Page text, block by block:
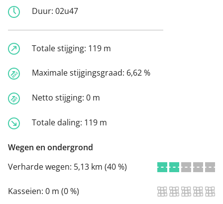
Duur: 02u47
Totale stijging: 119 m
Maximale stijgingsgraad: 6,62 %
Netto stijging: 0 m
Totale daling: 119 m
Wegen en ondergrond
Verharde wegen: 5,13 km (40 %)
Kasseien: 0 m (0 %)